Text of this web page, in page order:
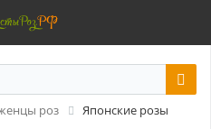
роз Японские розы